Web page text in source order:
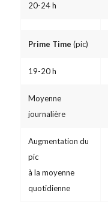
20-24 h
Prime Time (pic)
19-20 h
Moyenne
journalière
Augmentation du
pic
à la moyenne
quotidienne